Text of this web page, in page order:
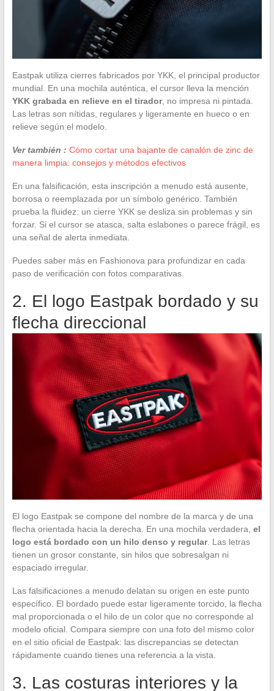
Eastpak utiliza cierres fabricados por YKK, el principal productor
mundial. En una mochila auténtica, el cursor lleva la mención
YKK grabada en relieve en el tirador, no impresa ni pintada.
Las letras son nítidas, regulares y ligeramente en hueco o en
relieve según el modelo.
Ver también : Cómo cortar una bajante de canalón de zinc de
manera limpia: consejos y métodos efectivos
En una falsificación, esta inscripción a menudo está ausente,
borrosa o reemplazada por un símbolo genérico. También
prueba la fluidez: un cierre YKK se desliza sin problemas y sin
forzar. Si el cursor se atasca, salta eslabones o parece frágil, es
una señal de alerta inmediata.
Puedes saber más en Fashionova para profundizar en cada
paso de verificación con fotos comparativas.
2. El logo Eastpak bordado y su
flecha direccional
El logo Eastpak se compone del nombre de la marca y de una
flecha orientada hacia la derecha. En una mochila verdadera, el
logo está bordado con un hilo denso y regular. Las letras
tienen un grosor constante, sin hilos que sobresalgan ni
espaciado irregular.
Las falsificaciones a menudo delatan su origen en este punto
específico. El bordado puede estar ligeramente torcido, la flecha
mal proporcionada o el hilo de un color que no corresponde al
modelo oficial. Compara siempre con una foto del mismo color
en el sitio oficial de Eastpak: las discrepancias se detectan
rápidamente cuando tienes una referencia a la vista.
3. Las costuras interiores y la